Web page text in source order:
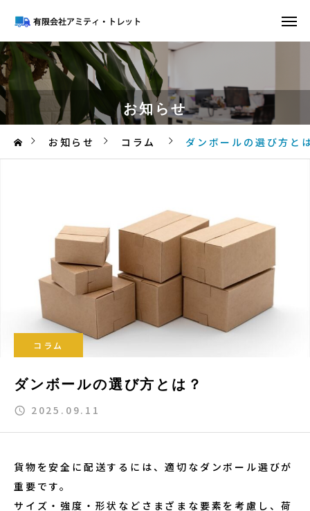
お知らせ
お知らせ コラム ダンボールの選び方と
コラム
ダンボールの選び方とは？
2025.09.11
貨物を安全に配送するには、適切なダンボール選びが
重要です。
サイズ・強度・形状などさまざまな要素を考慮し、荷